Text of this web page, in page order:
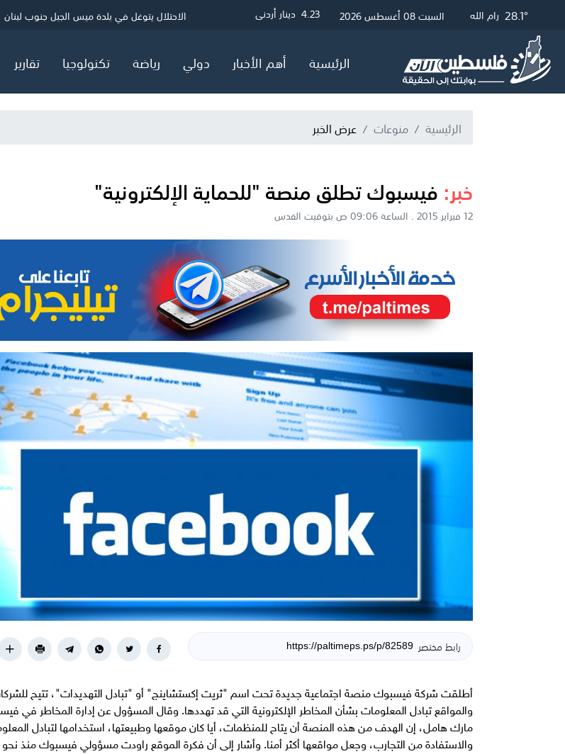
30.39° غزة 28.34° القدس 28.1° رام الله السبت 08 أغسطس 2026 3 دولار أمريكي4.05 جنيه إسترليني 4.23 دينار أردني الرئيس البرازيلي يفصل بين ترامب وروبيو
أمريكية تجمع ربع مليون دولار بعد فصلها من
الاحتلال يتوغل في بلدة ميس الجبل جنوب لبنان
الرئيسية أهم الأخبار دولي رياضة تكنولوجيا تقارير
الرئيسية منوعات عرض الخبر
خبر: فيسبوك تطلق منصة "للحماية الإلكترونية"
12 فبراير 2015 . الساعة 09:06 ص بتوقيت القدس
رابط مختصر
أطلقت شركة فيسبوك منصة اجتماعية جديدة تحت اسم "ثريت إكستشاينج" أو "تبادل التهديدات"، تتيح
والمواقع تبادل المعلومات بشأن المخاطر الإلكترونية التي قد تهددها. وقال المسؤول عن إدارة المخاطر في
مارك هامل، إن الهدف من هذه المنصة أن يتاح للمنظمات، أيا كان موقعها وطبيعتها، استخدامها لتبادل
والاستفادة من التجارب، وجعل مواقعها أكثر أمنا. وأشار إلى أن فكرة الموقع راودت مسؤولي فيسبوك منذ